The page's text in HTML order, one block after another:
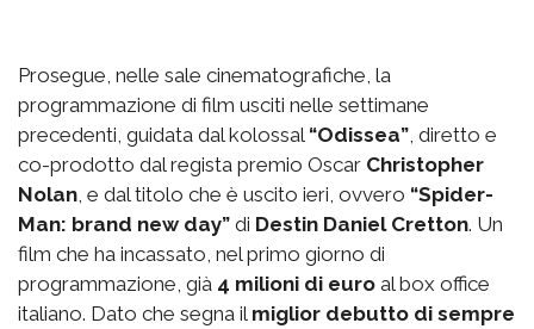
Prosegue, nelle sale cinematografiche, la
programmazione di film usciti nelle settimane
precedenti, guidata dal kolossal “Odissea” , diretto e
co-prodotto dal regista premio Oscar Christopher
Nolan , e dal titolo che è uscito ieri, ovvero “Spider-
Man: brand new day” di Destin Daniel Cretton. Un
film che ha incassato, nel primo giorno di
programmazione, già 4 milioni di euro al box office
italiano. Dato che segna il miglior debutto di sempre